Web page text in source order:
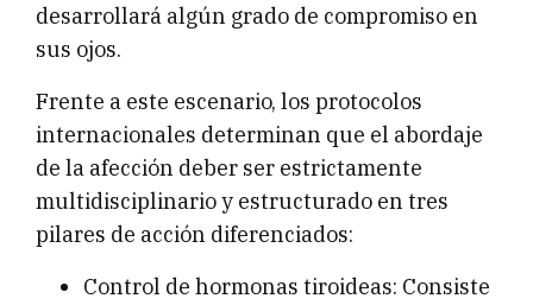
desarrollará algún grado de compromiso en
sus ojos.
Frente a este escenario, los protocolos
internacionales determinan que el abordaje
de la afección deber ser estrictamente
multidisciplinario y estructurado en tres
pilares de acción diferenciados:
Control de hormonas tiroideas: Consiste